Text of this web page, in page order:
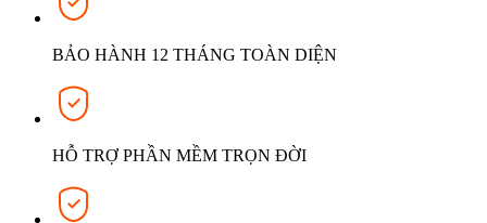
BẢO HÀNH 12 THÁNG TOÀN DIỆN
HỖ TRỢ PHẦN MỀM TRỌN ĐỜI